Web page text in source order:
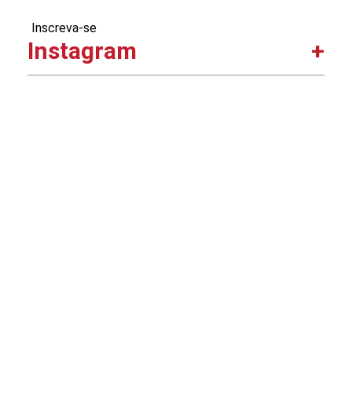
Inscreva-se
Instagram